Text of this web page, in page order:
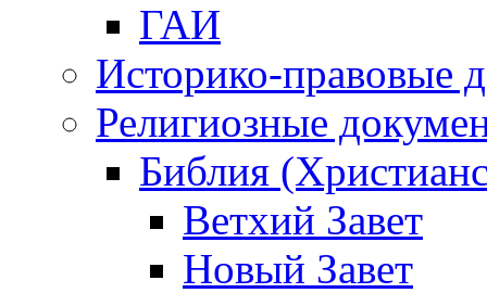
ГАИ
Историко-правовые
Религиозные
Библия
Ветхий Завет
Новый Завет